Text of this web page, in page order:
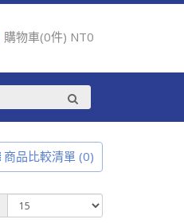
購物車(0件) NT0
商品比較清單 (0)